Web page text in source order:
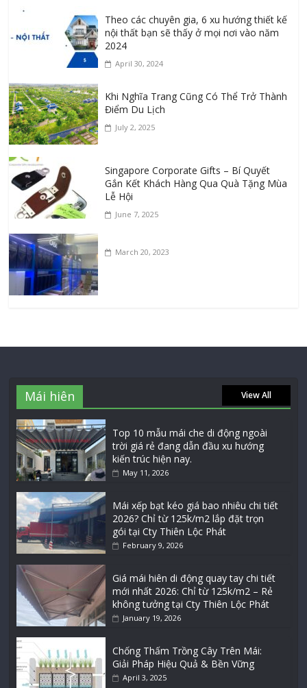
Theo các chuyên gia, 6 xu hướng thiết kế
nội thất bạn sẽ thấy ở mọi nơi vào năm
2024
April 30, 2024
Khi Nghĩa Trang Cũng Có Thể Trở Thành
Điểm Du Lịch
July 2, 2025
Singapore Corporate Gifts – Bí Quyết
Gắn Kết Khách Hàng Qua Quà Tặng Mùa
Lễ Hội
June 7, 2025
March 20, 2023
Mái hiên View All
Top 10 mẫu mái che di động ngoài
trời giá rẻ đang dẫn đầu xu hướng
kiến trúc hiện nay.
May 11, 2026
Mái xếp bạt kéo giá bao nhiêu chi tiết
2026? Chỉ từ 125k/m2 lắp đặt trọn
gói tại Cty Thiên Lộc Phát
February 9, 2026
Giá mái hiên di động quay tay chi tiết
mới nhất 2026: Chỉ từ 125k/m2 – Rẻ
không tưởng tại Cty Thiên Lộc Phát
January 19, 2026
Chống Thấm Trồng Cây Trên Mái:
Giải Pháp Hiệu Quả & Bền Vững
April 3, 2025